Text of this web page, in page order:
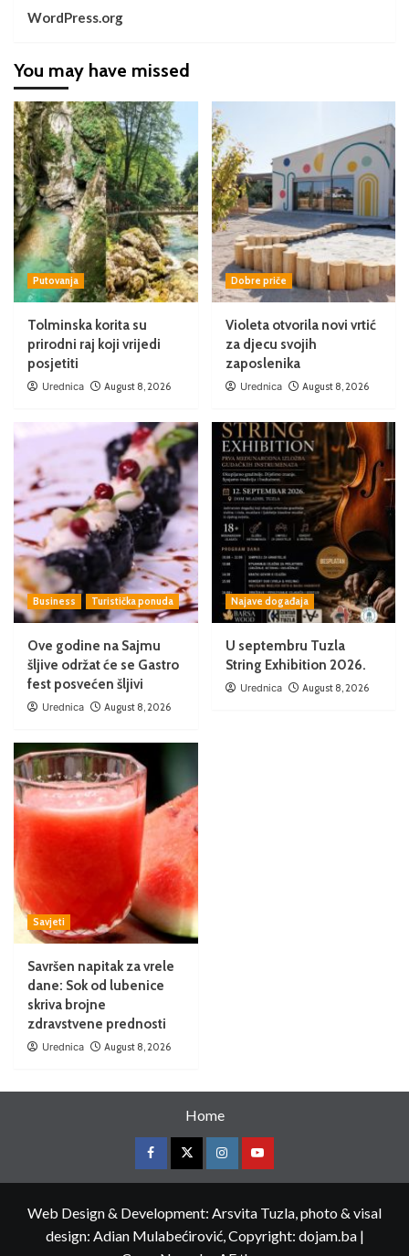
WordPress.org
You may have missed
Putovanja
Tolminska korita su
prirodni raj koji vrijedi
posjetiti
Urednica August 8, 2026
Dobre priče
Violeta otvorila novi vrtić
za djecu svojih
zaposlenika
Urednica August 8, 2026
Business Turistička ponuda
Ove godine na Sajmu
šljive održat će se Gastro
fest posvećen šljivi
Urednica August 8, 2026
Najave događaja
U septembru Tuzla
String Exhibition 2026.
Urednica August 8, 2026
Savjeti
Savršen napitak za vrele
dane: Sok od lubenice
skriva brojne
zdravstvene prednosti
Urednica August 8, 2026
Home
Web Design & Development: Arsvita Tuzla, photo & visal
design: Adian Mulabećirović, Copyright: dojam.ba |